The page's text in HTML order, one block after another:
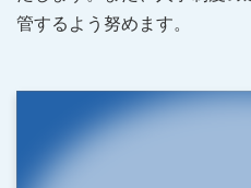
管するよう努めます。